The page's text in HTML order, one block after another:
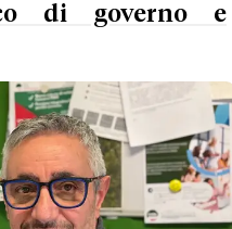
di governo e